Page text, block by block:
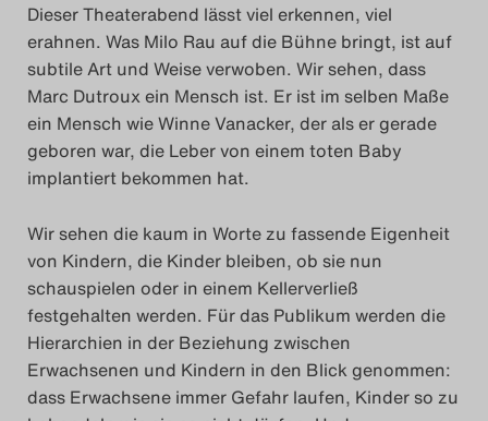
Dieser Theaterabend lässt viel erkennen, viel
erahnen. Was Milo Rau auf die Bühne bringt, ist auf
subtile Art und Weise verwoben. Wir sehen, dass
Marc Dutroux ein Mensch ist. Er ist im selben Maße
ein Mensch wie Winne Vanacker, der als er gerade
geboren war, die Leber von einem toten Baby
implantiert bekommen hat.
Wir sehen die kaum in Worte zu fassende Eigenheit
von Kindern, die Kinder bleiben, ob sie nun
schauspielen oder in einem Kellerverließ
festgehalten werden. Für das Publikum werden die
Hierarchien in der Beziehung zwischen
Erwachsenen und Kindern in den Blick genommen:
dass Erwachsene immer Gefahr laufen, Kinder so zu